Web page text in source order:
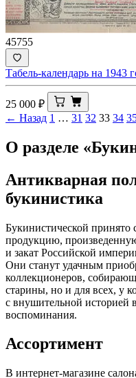
45755
Табель-календарь на 1943
25 000 ₽
← Назад 1 … 31 32 33 34
О разделе
Антикварная
букинистика
Букинистической принято
продукцию,
и закат Российской
Они станут удачным
коллекционеров,
старины, но и для всех, у
с внушительной
воспоминания.
Ассортимент
В интернет-магазине